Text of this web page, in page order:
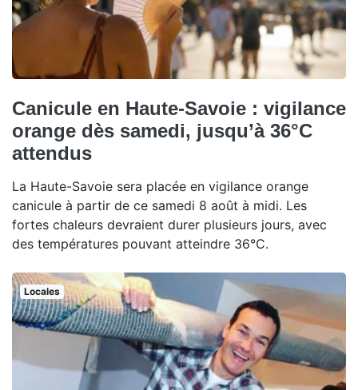
Canicule en Haute-Savoie : vigilance
orange dès samedi, jusqu’à 36°C
attendus
La Haute-Savoie sera placée en vigilance orange
canicule à partir de ce samedi 8 août à midi. Les
fortes chaleurs devraient durer plusieurs jours, avec
des températures pouvant atteindre 36°C.
Locales